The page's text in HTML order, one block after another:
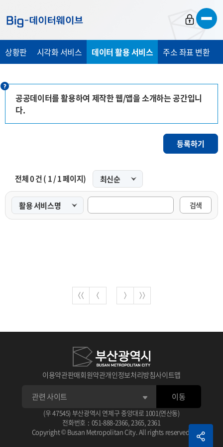
가
가
가
상황판 시각화 서비스 데이터 활용 서비스 주소 좌표 변환
공공데이터를 활용하여 제작한 웹/앱을 소개하는 공간입니
다.
등록하기
전체0건 ( 1/1페이지)
검색
이용약관판매회원약관개인정보처리방침사이트맵
(우 47545) 부산광역시 연제구 중앙대로 1001(연산동)
전화번호 : 051-888-2366, 2365, 2361
Copyright © Busan Metropolitan City. All rights reserved.
이동